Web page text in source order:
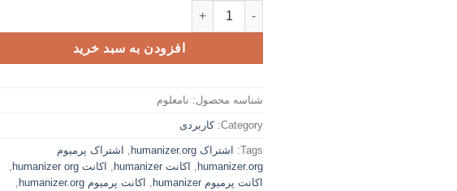
اکانت پرمیوم Humanizer.org - هیومنایز کردن متن عدد
افزودن به سبد خرید
شناسه محصول: نامعلوم
Category: کاربردی
Tags: اشتراک humanizer.org
اشتراک پرمیوم
humanizer.org
اکانت humanizer اکانت humanizer org
اکانت پرمیوم humanizer
اکانت پرمیوم humanizer.org